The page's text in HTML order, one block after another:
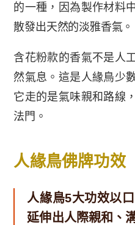
的一種，因為製作材料
散發出天然的淡雅香氣。
含花粉款的香氣不是人
然氣息。這是人緣鳥少
它走的是氣味親和路線
法門。
人緣鳥佛牌功效
人緣鳥5大功效以
延伸出人際親和、